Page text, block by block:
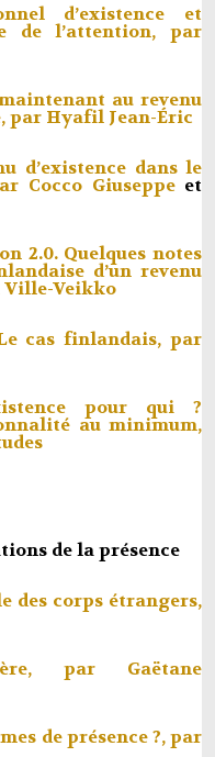
d’existence et
de l’attention, par
au revenu
par Hyafil Jean-Éric
d’existence dans le
Cocco Giuseppeet
2.0. Quelques notes
d’un revenu
Ville-Veikko
cas finlandais, par
pour qui ?
au minimum,
de la présence
des corps étrangers,
par Gaëtane
de présence ?, par